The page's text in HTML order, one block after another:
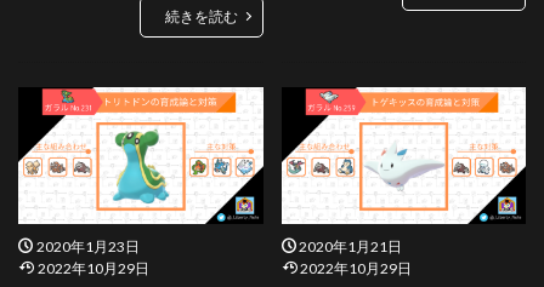
続きを読む
2020年1月23日
2022年10月29日
2020年1月21日
2022年10月29日